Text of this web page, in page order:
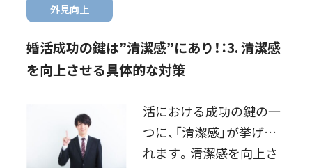
外見向上
婚活成功の鍵は”清潔感”にあり！：3. 清潔感
を向上させる具体的な対策
活における成功の鍵の一
つに、「清潔感」が挙げら
れます。清潔感を向上さ